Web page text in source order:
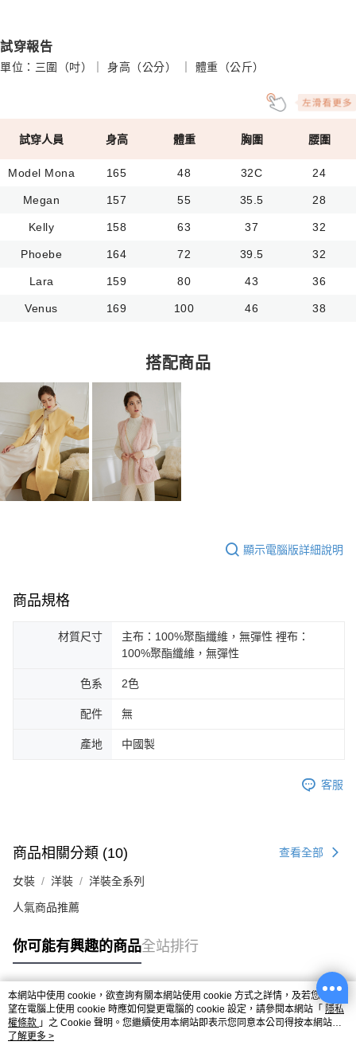
試穿報告
單位：三圍（吋）｜ 身高（公分） ｜ 體重（公斤）
試穿人員 身高 體重 胸圍 腰圍
Model Mona 165 48 32C 24
Megan 157 55 35.5 28
Kelly 158 63 37 32
Phoebe 164 72 39.5 32
Lara 159 80 43 36
Venus 169 100 46 38
搭配商品
顯示電腦版詳細說明
商品規格
材質尺寸
主布：100%聚酯纖維，無彈性 裡布：
100%聚酯纖維，無彈性
色系 2色
配件 無
產地 中國製
客服
商品相關分類 (10) 查看全部
女裝 洋裝 洋裝全系列
人氣商品推薦
你可能有興趣的商品全站排行
熱門標籤
本網站中使用 cookie，欲查詢有關本網站使用 cookie 方式之詳情，及若您不希
望在電腦上使用 cookie 時應如何變更電腦的 cookie 設定，請參閱本網站「 隱私
權條款 」之 Cookie 聲明。您繼續使用本網站即表示您同意本公司得按本網站使
用條款之 Cookie 聲明使用 cookie。
了解更多 >